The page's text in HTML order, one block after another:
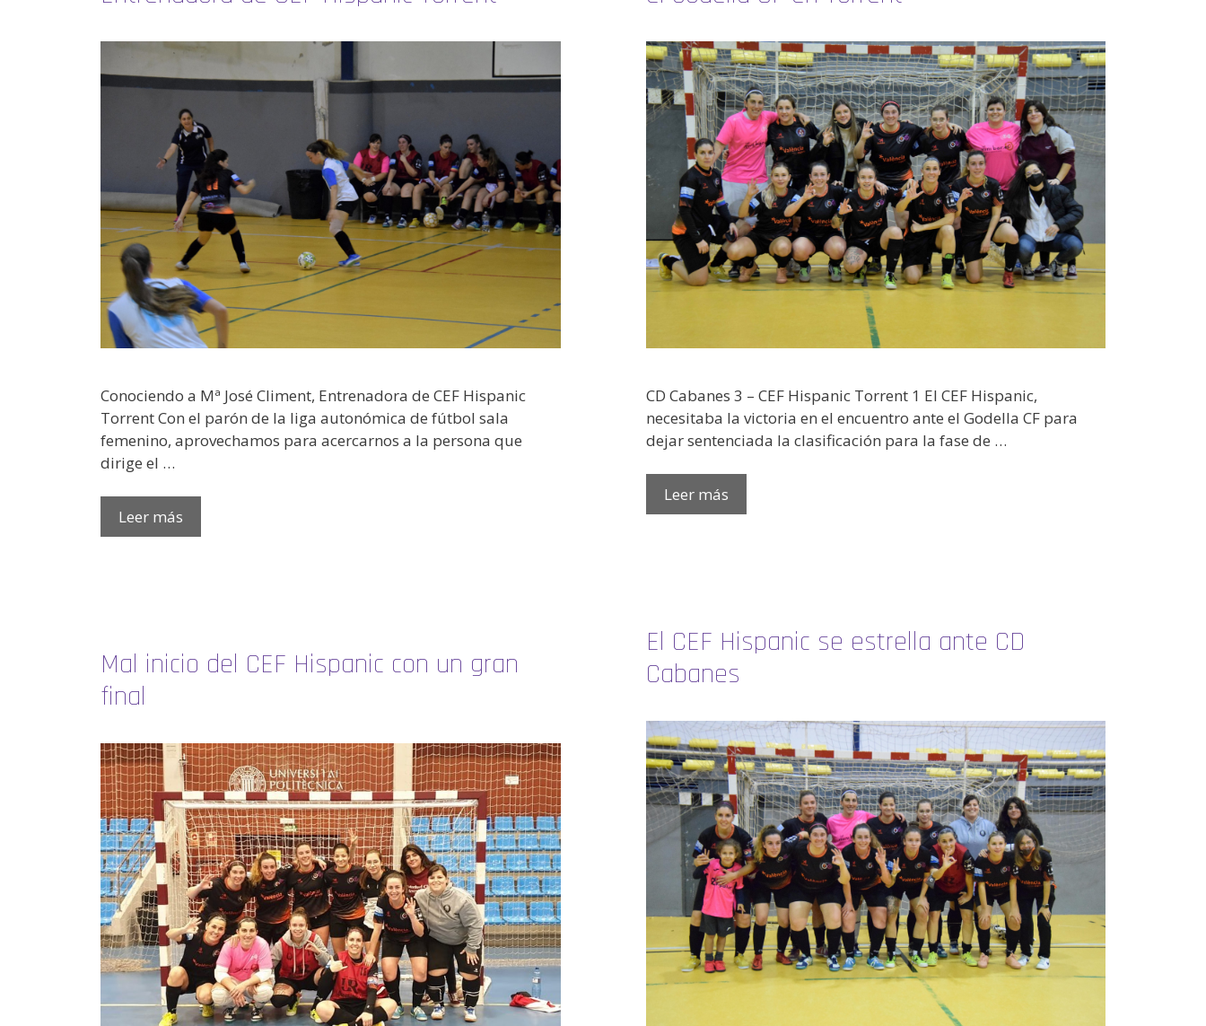
Conociendo a Mª José Climent, Entrenadora de CEF Hispanic
Torrent Con el parón de la liga autonómica de fútbol sala
femenino, aprovechamos para acercarnos a la persona que
dirige el …
Leer más
CD Cabanes 3 – CEF Hispanic Torrent 1 El CEF Hispanic,
necesitaba la victoria en el encuentro ante el Godella CF para
dejar sentenciada la clasificación para la fase de …
Leer más
El CEF Hispanic se estrella ante CD
Cabanes
Mal inicio del CEF Hispanic con un gran
final